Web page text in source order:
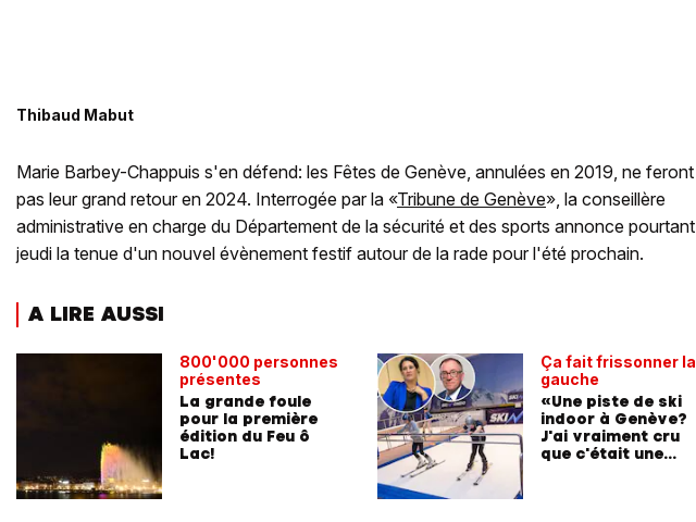
Thibaud Mabut
Marie Barbey-Chappuis s'en défend: les Fêtes de Genève, annulées en 2019, ne feront
pas leur grand retour en 2024. Interrogée par la «Tribune de Genève», la conseillère
administrative en charge du Département de la sécurité et des sports annonce pourtant
jeudi la tenue d'un nouvel évènement festif autour de la rade pour l'été prochain.
A LIRE AUSSI
800'000 personnes
présentes
La grande foule
pour la première
édition du Feu ô
Lac!
Ça fait frissonner la
gauche
«Une piste de ski
indoor à Genève?
J'ai vraiment cru
que c'était une